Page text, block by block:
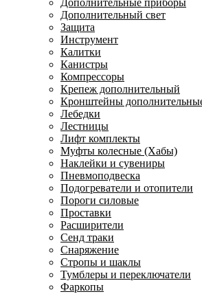
Дополнительный свет
Защита
Инструмент
Калитки
Канистры
Компрессоры
Крепеж дополнительный
Кронштейны
Лебедки
Лестницы
Лифт комплекты
Муфты колесные (Хабы)
Наклейки и сувениры
Пневмоподвеска
Подогреватели и отопители
Пороги силовые
Проставки
Расширители
Сенд траки
Снаряжение
Стропы и шаклы
Тумблеры и переключатели
Фаркопы